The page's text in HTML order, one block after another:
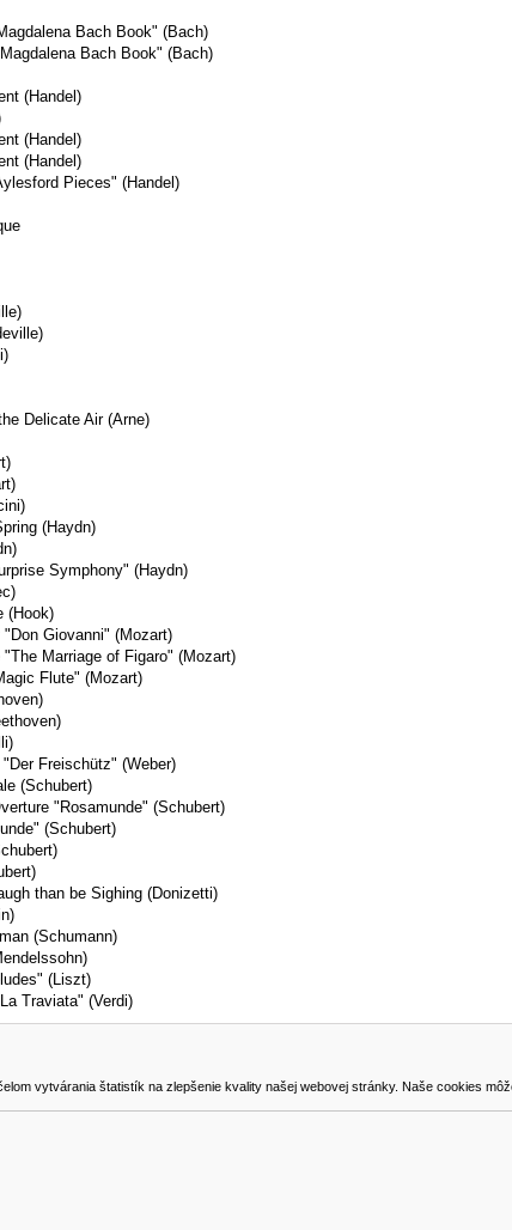
vytvárania štatistík na zlepšenie kvality našej webovej stránky. Naše cookies
Bach Book" (Bach)
Bach Book" (Bach)
(Handel)
(Handel)
(Handel)
Pieces" (Handel)
Delicate Air (Arne)
(Haydn)
Symphony" (Haydn)
(Hook)
Giovanni" (Mozart)
Marriage of Figaro" (Mozart)
Flute" (Mozart)
Freischütz" (Weber)
(Schubert)
"Rosamunde" (Schubert)
(Schubert)
than be Sighing (Donizetti)
(Schumann)
(Liszt)
Traviata" (Verdi)